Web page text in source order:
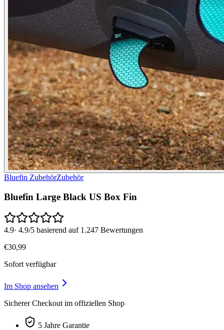
Bluefin ZubehörZubehör
Bluefin Large Black US Box Fin
4.9· 4.9/5 basierend auf 1.247 Bewertungen
€30,99
Sofort verfügbar
Im Shop ansehen
Sicherer Checkout im offiziellen Shop
5 Jahre Garantie